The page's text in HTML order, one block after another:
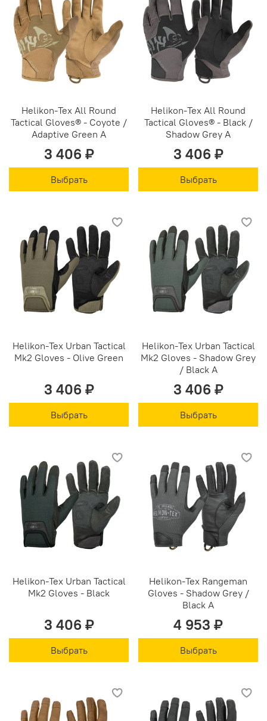
Helikon-Tex All Round
Tactical Gloves® - Coyote /
Adaptive Green A
3 406 ₽
Выбрать
Helikon-Tex All Round
Tactical Gloves® - Black /
Shadow Grey A
3 406 ₽
Выбрать
Helikon-Tex Urban Tactical
Mk2 Gloves - Olive Green
3 406 ₽
Выбрать
Helikon-Tex Urban Tactical
Mk2 Gloves - Shadow Grey
/ Black A
3 406 ₽
Выбрать
Helikon-Tex Urban Tactical
Mk2 Gloves - Black
3 406 ₽
Выбрать
Helikon-Tex Rangeman
Gloves - Shadow Grey /
Black A
4 953 ₽
Выбрать